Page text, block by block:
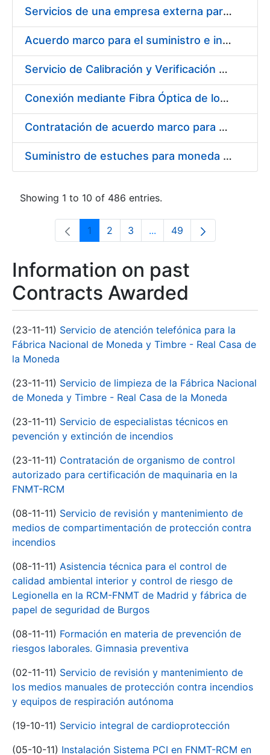
Servicios de una empresa externa para el asesoramiento y resolución de los recursos de alzada que se presentan relacionados con procesos de selección para la FNMT-RCM
Acuerdo marco para el suministro e instalación de persianas, estores y otros complementos
Servicio de Calibración y Verificación Externa de los Equipos de Medición del Servicio de Prevención de la FNMT-RCM
Conexión mediante Fibra Óptica de los Centros de Proceso de Datos (CPDs) de las sedes de la FNMT-RCM de Burgos y Madrid
Contratación de acuerdo marco para el Suministro de Material de Electricidad para la Fábrica Nacional de Moneda y Timbre-Real Casa de la Moneda en su centro de trabajo de Burgos
Suministro de estuches para moneda de 30 €
Showing 1 to 10 of 486 entries.
Page
1 Page
2 Page
3 ...Intermediate Pages Use
Page
49
Information on past
Contracts Awarded
(23-11-11) Servicio de atención telefónica para la
Fábrica Nacional de Moneda y Timbre - Real Casa de
la Moneda
(23-11-11) Servicio de limpieza de la Fábrica Nacional
de Moneda y Timbre - Real Casa de la Moneda
(23-11-11) Servicio de especialistas técnicos en
pevención y extinción de incendios
(23-11-11) Contratación de organismo de control
autorizado para certificación de maquinaria en la
FNMT-RCM
(08-11-11) Servicio de revisión y mantenimiento de
medios de compartimentación de protección contra
incendios
(08-11-11) Asistencia técnica para el control de
calidad ambiental interior y control de riesgo de
Legionella en la RCM-FNMT de Madrid y fábrica de
papel de seguridad de Burgos
(08-11-11) Formación en materia de prevención de
riesgos laborales. Gimnasia preventiva
(02-11-11) Servicio de revisión y mantenimiento de
los medios manuales de protección contra incendios
y equipos de respiración autónoma
(19-10-11) Servicio integral de cardioprotección
(05-10-11) Instalación Sistema PCI en FNMT-RCM en